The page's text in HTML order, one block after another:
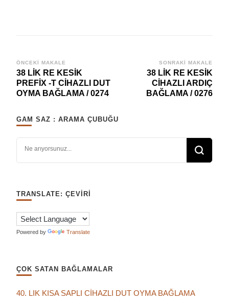
Yazı
dolaşımı
ÖNCEKI MAKALE
38 LİK RE KESİK
PREFİX -T CİHAZLI DUT
OYMA BAĞLAMA / 0274
SONRAKI MAKALE
38 LİK RE KESİK
CİHAZLI ARDIÇ
BAĞLAMA / 0276
GAM SAZ : ARAMA ÇUBUĞU
TRANSLATE: ÇEVIRI
Powered by Translate
ÇOK SATAN BAĞLAMALAR
40. LIK KISA SAPLI CİHAZLI DUT OYMA BAĞLAMA